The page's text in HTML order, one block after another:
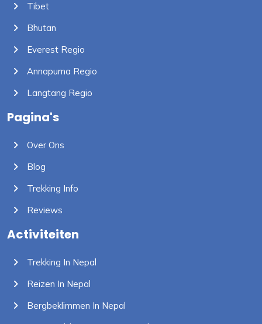
Tibet
Bhutan
Everest Regio
Annapurna Regio
Langtang Regio
Pagina's
Over Ons
Blog
Trekking Info
Reviews
Activiteiten
Trekking In Nepal
Reizen In Nepal
Bergbeklimmen In Nepal